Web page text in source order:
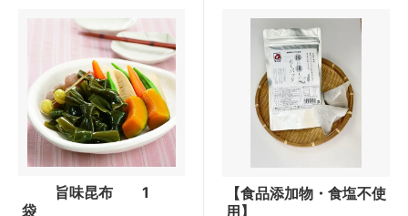
旨味昆布 1
袋
【食品添加物・食塩不使
用】